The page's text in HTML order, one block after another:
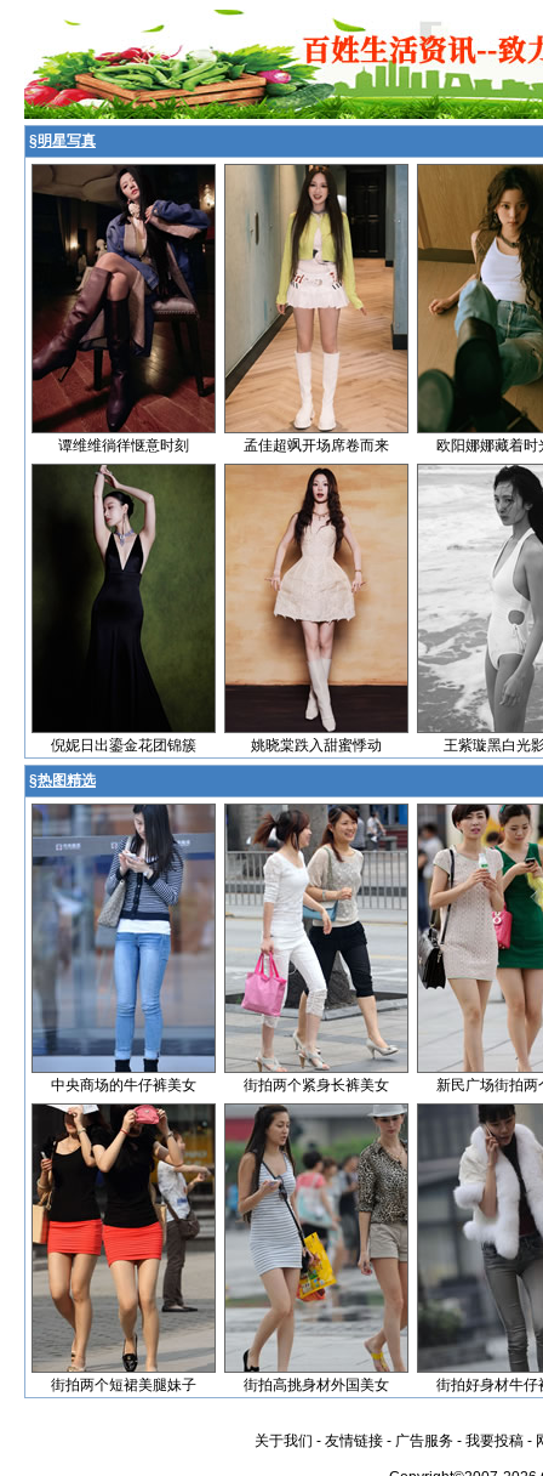
§明星写真
谭维维徜徉惬意时刻 孟佳超飒开场席卷而来 欧阳娜娜藏着时
倪妮日出鎏金花团锦簇 姚晓棠跌入甜蜜悸动 王紫璇黑白光
§热图精选
中央商场的牛仔裤美女 街拍两个紧身长裤美女 新民广场街拍两
街拍两个短裙美腿妹子 街拍高挑身材外国美女 街拍好身材牛仔
关于我们 - 友情链接 - 广告服务 - 我要投稿 -